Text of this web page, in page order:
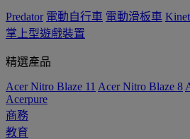
Predator 電動自行車 電動滑板車
掌上型遊戲裝置
精選產品
Acer Nitro Blaze 11 Acer Nitro Blaze 8
Acerpure
商務
教育